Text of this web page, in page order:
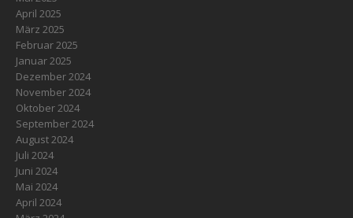
April 2025
März 2025
Februar 2025
Januar 2025
Dezember 2024
November 2024
Oktober 2024
September 2024
August 2024
Juli 2024
Juni 2024
Mai 2024
April 2024